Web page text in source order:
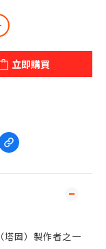
立即購買
塔固）製作者之一